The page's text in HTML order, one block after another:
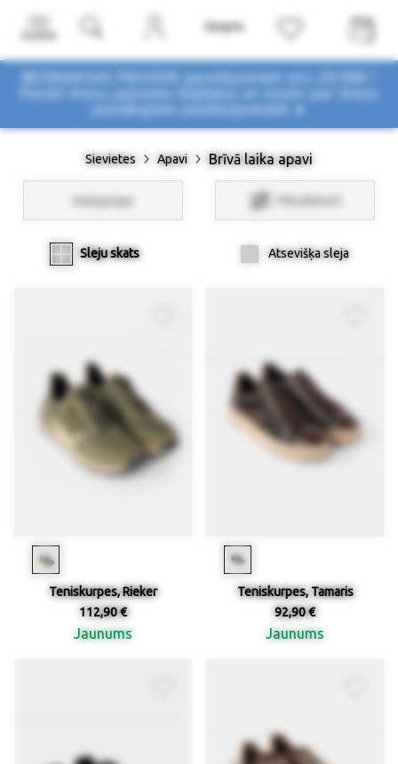
BEZMAKSAS PIEGĀDE pasūtījumiem virs 29,90€ !
Pasūti mūsu jaunumu biļetenu un uzzini par mūsu
Sievietes Apavi Brīvā laika apavi
Kategorijas Filtri/Atlasīt
Sleju skats Atsevišķa sleja
Teniskurpes, Rieker
112,90 €
Jaunums
Teniskurpes, Tamaris
92,90 €
Jaunums